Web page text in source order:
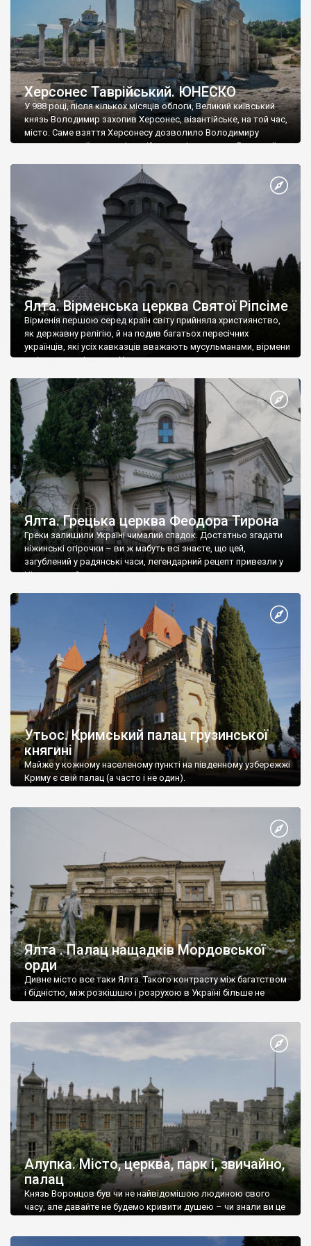
Херсонес Таврійський. ЮНЕСКО
У 988 році, після кількох місяців облоги, Великий київський
князь Володимир захопив Херсонес, візантійське, на той час,
місто. Саме взяття Херсонесу дозволило Володимиру
диктувати свої умови візантійському імператору Василю ІІ, та
Херсонесі Володимир-язичник, став Василем-християнином.
А потім було Хрещення Русі. На честь Херсонесу Таврійського
Ялта. Вірменська церква Святої Ріпсіме
Вірменія першою серед країн світу прийняла християнство,
як державну релігію, й на подив багатьох пересічних
українців, які усіх кавказців вважають мусульманами, вірмени
є відданими вірянами Христа
Ялта. Грецька церква Феодора Тирона
Греки залишили Україні чималий спадок. Достатньо згадати
ніжинські огірочки – ви ж мабуть всі знаєте, що цей,
загублений у радянські часи, легендарний рецепт привезли у
Ніжин греки?
Утьос. Кримський палац грузинської
княгині
Майже у кожному населеному пункті на південному узбережжі
Криму є свій палац (а часто і не один).
Ялта . Палац нащадків Мордовської
орди
Дивне місто все таки Ялта. Такого контрасту між багатством
і бідністю, між розкішшю і розрухою в Україні більше не
Алупка. Місто, церква, парк і, звичайно,
палац
Князь Воронцов був чи не найвідомішою людиною свого
часу, але давайте не будемо кривити душею – чи знали ви це